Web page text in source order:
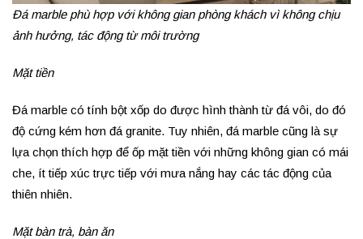
Đá marble phù hợp với không gian phòng khách vì không chịu
ảnh hưởng, tác động từ môi trường
Mặt tiền
Đá marble có tính bột xốp do được hình thành từ đá vôi, do đó
độ cứng kém hơn đá granite. Tuy nhiên, đá marble cũng là sự
lựa chọn thích hợp để ốp mặt tiền với những không gian có mái
che, ít tiếp xúc trực tiếp với mưa nắng hay các tác động của
thiên nhiên.
Mặt bàn trà, bàn ăn